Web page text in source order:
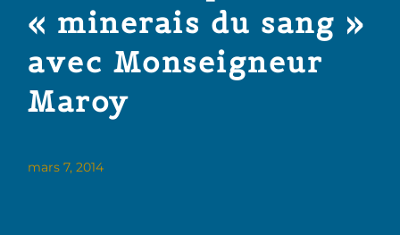
« minerais du sang »
avec Monseigneur
Maroy
mars 7, 2014